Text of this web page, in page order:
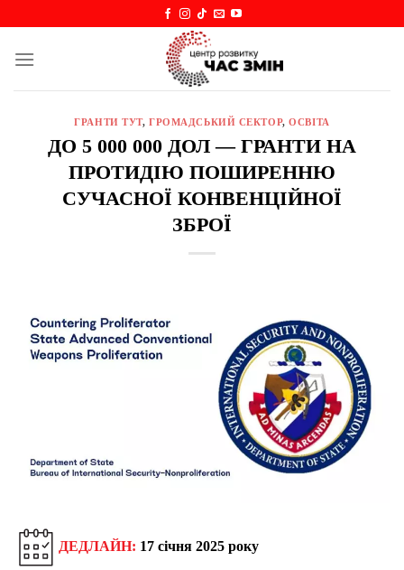
content
ГРАНТИ ТУТ,ГРОМАДСЬКИЙ СЕКТОР,ОСВІТА
ДО 5 000 000 ДОЛ — ГРАНТИ НА
ПРОТИДІЮ ПОШИРЕННЮ
СУЧАСНОЇ КОНВЕНЦІЙНОЇ
ЗБРОЇ
ДЕДЛАЙН: 17 січня 2025 року